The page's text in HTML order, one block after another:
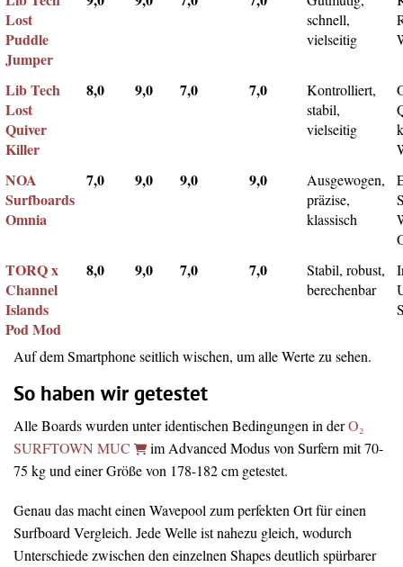
Lost
Puddle
Jumper
schnell,
vielseitig
Lib Tech
Lost
Quiver
Killer
8,0 9,0 7,0 7,0
Kontrolliert,
stabil,
vielseitig
NOA
Surfboards
Omnia
7,0 9,0 9,0 9,0
Ausgewogen,
präzise,
klassisch
TORQ x
Channel
Islands
Pod Mod
8,0 9,0 7,0 7,0
Stabil, robust,
berechenbar
Auf dem Smartphone seitlich wischen, um alle Werte zu sehen.
So haben wir getestet
Alle Boards wurden unter identischen Bedingungen in derO₂
SURFTOWN MUC
im Advanced Modus von Surfern mit 70-
75 kg und einer Größe von 178-182 cm getestet.
Genau das macht einen Wavepool zum perfekten Ort für einen
Surfboard Vergleich. Jede Welle ist nahezu gleich, wodurch
Unterschiede zwischen den einzelnen Shapes deutlich spürbarer